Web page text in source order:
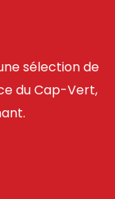
sélection de
du Cap-Vert,